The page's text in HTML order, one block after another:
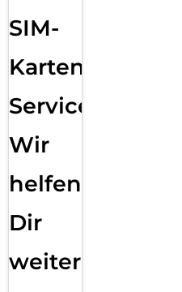
SIM-
Karten
Service:
Wir
helfen
Dir
weiter